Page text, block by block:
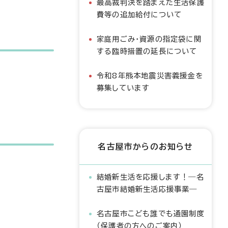
最高裁判決を踏まえた生活保護
費等の追加給付について
家庭用ごみ・資源の指定袋に関
する臨時措置の延長について
令和8年熊本地震災害義援金を
募集しています
名古屋市からのお知らせ
結婚新生活を応援します！―名
古屋市結婚新生活応援事業―
名古屋市こども誰でも通園制度
（保護者の方へのご案内）